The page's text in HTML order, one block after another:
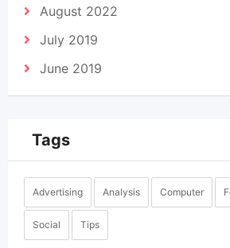
August 2022
July 2019
June 2019
Tags
Advertising Analysis Computer
Social Tips